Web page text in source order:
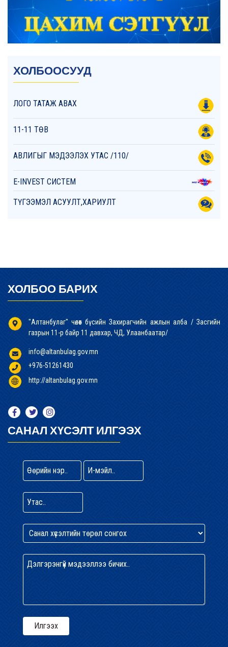
ХОЛБООСУУД
ЛОГО ТАТАЖ АВАХ
11-11 ТӨВ
АВЛИГЫГ МЭДЭЭЛЭХ УТАС /110/
E-INVEST СИСТЕМ
ТҮГЭЭМЭЛ АСУУЛТ,ХАРИУЛТ
ХОЛБОО БАРИХ
"Алтанбулаг" чөлөөт бүсийн Захирагчийн ажлын алба / Засгийн
газрын 11-р байр 11 давхар, ЧД, Улаанбаатар/
info@altanbulag.gov.mn
+976-51261430
http://altanbulag.gov.mn
САНАЛ ХҮСЭЛТ ИЛГЭЭХ